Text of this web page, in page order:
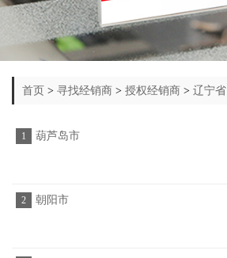
首页 > 寻找经销商 > 授权经销商 > 辽宁省
1 葫芦岛市
2 朝阳市